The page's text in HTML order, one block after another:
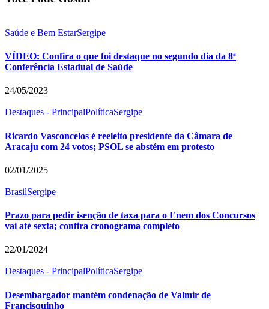
Saúde e Bem EstarSergipe
VÍDEO: Confira o que foi destaque no segundo dia da 8ª
Conferência Estadual de Saúde
24/05/2023
Destaques - PrincipalPolíticaSergipe
Ricardo Vasconcelos é reeleito presidente da Câmara de
Aracaju com 24 votos; PSOL se abstém em protesto
02/01/2025
BrasilSergipe
Prazo para pedir isenção de taxa para o Enem dos Concursos
vai até sexta; confira cronograma completo
22/01/2024
Destaques - PrincipalPolíticaSergipe
Desembargador mantém condenação de Valmir de
Francisquinho